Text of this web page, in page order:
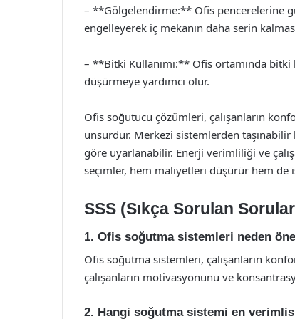
– **Gölgelendirme:** Ofis pencerelerine
engelleyerek iç mekanın daha serin
– **Bitki Kullanımı:** Ofis ortamında bitki
düşürmeye yardımcı olur.
Ofis soğutucu çözümleri, çalışanların
unsurdur. Merkezi sistemlerden
göre uyarlanabilir. Enerji verimliliği ve
seçimler, hem maliyetleri düşürür hem de
SSS (Sıkça Sorulan
1. Ofis soğutma sistemleri neden
Ofis soğutma sistemleri, çalışanların
çalışanların motivasyonunu ve
2. Hangi soğutma sistemi en